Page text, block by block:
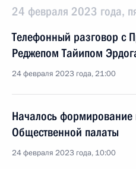
24 февраля 2023 года,
Телефонный разговор с
Реджепом Тайипом
24 февраля 2023 года, 21:00
Началось формирование
Общественной палаты
24 февраля 2023 года, 10:00